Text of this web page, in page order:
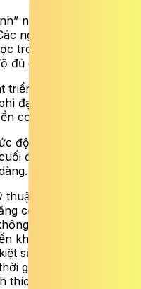
như 3×12 hay 4×15
nghiên cứu gần đây
trong nhiều khoảng
đủ cao.
sức mạnh và cơ.
đại cơ.
cơ.
độ nỗ lực. Người tập
đạt trạng thái gần
như: Tăng thời
cơ ở pha cuối,
nghỉ hoặc nghỉ rất
khi mỏi cơ sau đó
sức hoàn toàn)…
gian chịu lực” của
thích tăng trưởng.